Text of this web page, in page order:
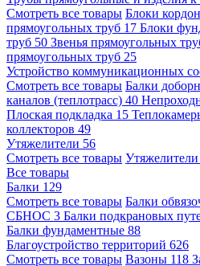
Смотреть все товары Блоки
прямоугольных труб 17 Блоки
труб 50 Звенья прямоугольных
прямоугольных труб 25
Устройство коммуникационных
Смотреть все товары Балки
каналов (теплотрасс) 40
Плоская подкладка 15
коллекторов 49
Утяжелители 56
Смотреть все товары Утяжелители
Все товары
Балки 129
Смотреть все товары Балки
СБНОС 3 Балки подкрановых
Балки фундаментные 88
Благоустройство территорий 626
Смотреть все товары Вазоны 118